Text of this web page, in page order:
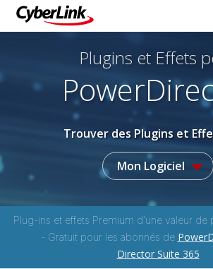
Plugins et Effets
Trouver des Plugins et
Mon Logiciel
Plug-ins et effets Premium d'une valeur de
- Gratuit pour les abonnés de
Director Suite 365